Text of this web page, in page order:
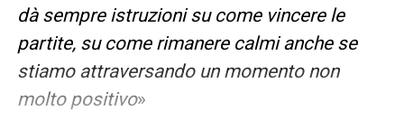
dà sempre istruzioni su come vincere le
partite, su come rimanere calmi anche se
stiamo attraversando un momento non
molto positivo»